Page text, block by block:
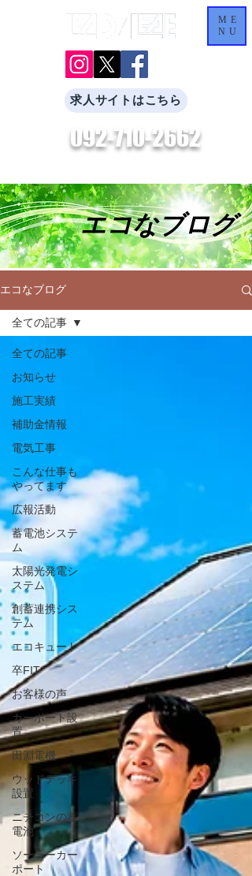
092-710-2662
ME
NU
求人サイトはこちら
エコなブログ
エコなブログ
全ての記事
お知らせ
施工実績
補助金情報
電気工事
こんな仕事も
やってます
広報活動
蓄電池システ
ム
太陽光発電シ
ステム
創蓄連携シス
テム
エコキュート
卒FIT
お客様の声
カーポート設
置
田淵電機
ウッドデッキ
設置
ニチコンの蓄
電池
ソーラーカー
ポート
全ての記事